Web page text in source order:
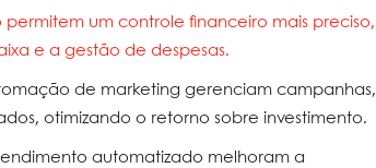
um controle financeiro mais preciso,
e a gestão de despesas.
de marketing gerenciam campanhas,
otimizando o retorno sobre investimento.
automatizado melhoram a